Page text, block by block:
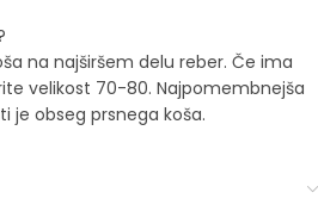
na najširšem delu reber. Če ima
velikost 70-80. Najpomembnejša
je obseg prsnega koša.